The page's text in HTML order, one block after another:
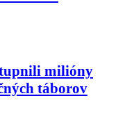
milióny
táborov